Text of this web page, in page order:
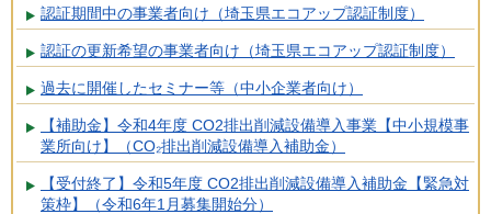
認証期間中の事業者向け（埼玉県エコアップ認証制度）
認証の更新希望の事業者向け（埼玉県エコアップ認証制度）
過去に開催したセミナー等（中小企業者向け）
【補助金】令和4年度 CO2排出削減設備導入事業【中小規模事
業所向け】（CO₂排出削減設備導入補助金）
【受付終了】令和5年度 CO2排出削減設備導入補助金【緊急対
策枠】（令和6年1月募集開始分）